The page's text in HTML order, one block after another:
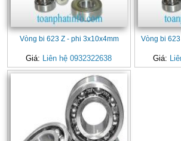
Vòng bi 623 Z - phi 3x10x4mm
Giá: Liên hệ 0932322638
Vòng bi
Giá: